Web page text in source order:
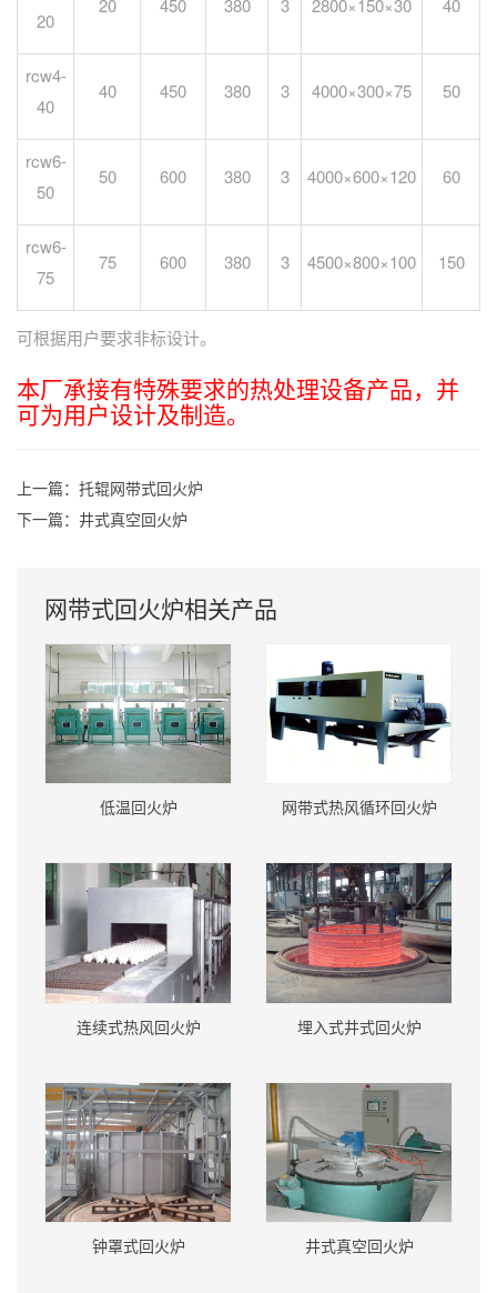
20
20 450 380 3 2800×150×30 40
rcw4-
40
40 450 380 3 4000×300×75 50
rcw6-
50
50 600 380 3 4000×600×120 60
rcw6-
75
75 600 380 3 4500×800×100 150
可根据用户要求非标设计。
本厂承接有特殊要求的热处理设备产品，并
可为用户设计及制造。
上一篇： 托辊网带式回火炉
下一篇： 井式真空回火炉
网带式回火炉相关产品
低温回火炉 网带式热风循环回火炉
连续式热风回火炉 埋入式井式回火炉
钟罩式回火炉 井式真空回火炉